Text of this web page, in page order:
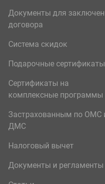
Документы для
договора
Система скидок
Подарочные сертификаты
Сертификаты на
комплексные программы
Застрахованным по ОМС
ДМС
Налоговый вычет
Документы и регламенты